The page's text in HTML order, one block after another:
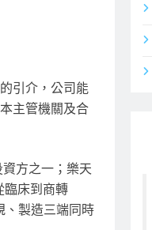
引介，公司能
主管機關及合
方之一；樂天
臨床到商轉
製造三端同時